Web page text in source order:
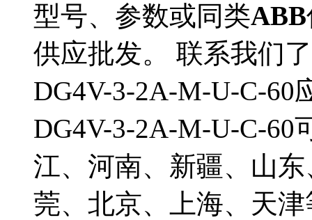
型号、参数或同类ABB
供应批发。 联系我们
DG4V-3-2A-M-U-C-60
DG4V-3-2A-M-U-C-60
江、河南、新疆、山
莞、北京、上海、天